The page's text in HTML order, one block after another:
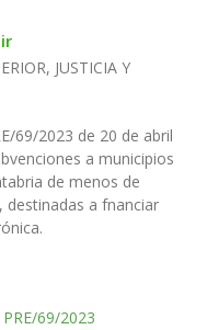
JUSTICIA Y
69/2023 de 20 de abril
a municipios
de menos de
destinadas a fnanciar
69/2023